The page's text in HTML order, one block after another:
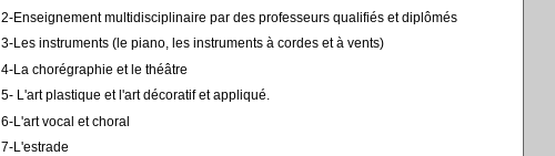
2-Enseignement multidisciplinaire par des professeurs qualifiés et diplômés
3-Les instruments (le piano, les instruments à cordes et à vents)
4-La chorégraphie et le théâtre
5- L'art plastique et l'art décoratif et appliqué.
6-L'art vocal et choral
7-L'estrade